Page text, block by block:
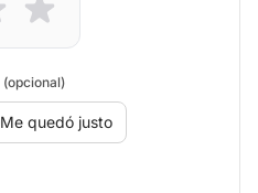
(opcional)
Me quedó justo